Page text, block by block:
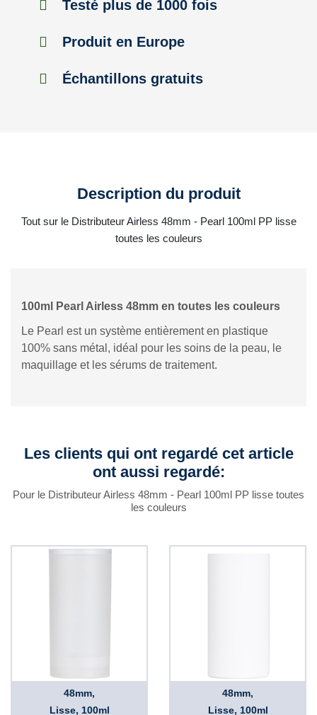
Testé plus de 1000 fois
Produit en Europe
Échantillons gratuits
Description du produit
Tout sur le Distributeur Airless 48mm - Pearl 100ml PP lisse
toutes les couleurs
100ml Pearl Airless 48mm en toutes les couleurs
Le Pearl est un système entièrement en plastique
100% sans métal, idéal pour les soins de la peau, le
maquillage et les sérums de traitement.
Les clients qui ont regardé cet article
ont aussi regardé:
Pour le Distributeur Airless 48mm - Pearl 100ml PP lisse toutes
les couleurs
48mm,
Lisse, 100ml
48mm,
Lisse, 100ml